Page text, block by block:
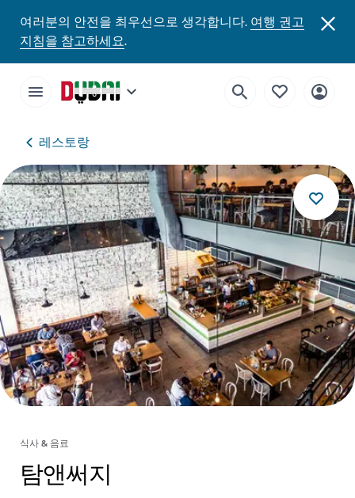
여러분의 안전을 최우선으로 생각합니다.여행 권고
지침을 참고하세요.
레스토랑
식사 & 음료
탐앤써지